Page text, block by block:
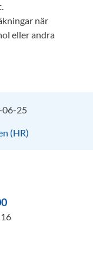
när
eller andra
06-25
(HR)